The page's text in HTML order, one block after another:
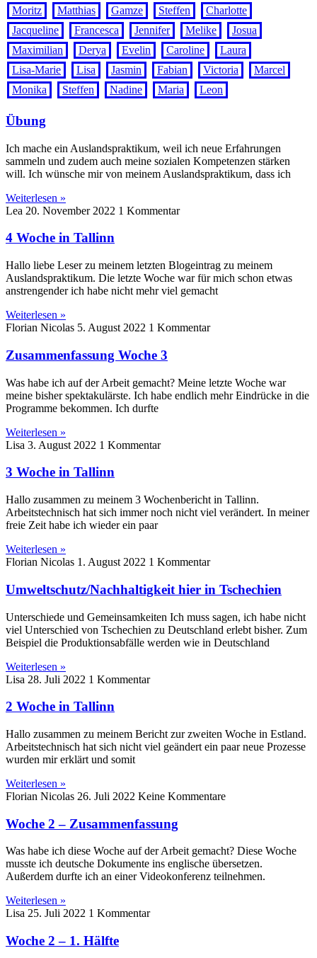
Moritz Matthias Gamze Steffen
Charlotte
Jacqueline
Francesca Jennifer Melike
Josua
Maximilian
Derya Evelin Caroline
Laura
Lisa-Marie
Lisa Jasmin Fabian Victoria
Marcel
Monika
Steffen Nadine Maria Leon
Übung
Ich mache ein Auslandspraktikum, weil ich neue Erfahrungen
sammeln und zudem auch meine sozialen Kompetenzen stärken
will. Ich wünsche mir von meinem Auslandspraktikum, dass ich
Weiterlesen »
Lea 20. November 2022 1 Kommentar
4 Woche in Tallinn
Hallo liebe Leser zu meinem letzten Blogeintrag zu meinem
Auslandspraktikum. Die letzte Woche war für mich schon etwas
anstrengender ich habe nicht mehr viel gemacht
Weiterlesen »
Florian Nicolas 5. August 2022 1 Kommentar
Zusammenfassung Woche 3
Was habe ich auf der Arbeit gemacht? Meine letzte Woche war
meine bisher spektakulärste. Ich habe endlich mehr Eindrücke in die
Programme bekommen. Ich durfte
Weiterlesen »
Lisa 3. August 2022 1 Kommentar
3 Woche in Tallinn
Hallo zusammen zu meinem 3 Wochenbericht in Tallinn.
Arbeitstechnisch hat sich immer noch nicht viel verändert. In meiner
freie Zeit habe ich wieder ein paar
Weiterlesen »
Florian Nicolas 1. August 2022 1 Kommentar
Umweltschutz/Nachhaltigkeit hier in Tschechien
Unterschiede und Gemeinsamkeiten Ich muss sagen, ich habe nicht
viel Unterschied von Tschechien zu Deutschland erlebt bisher. Zum
Beispiel die Produktionsabfälle werden wie in Deutschland
Weiterlesen »
Lisa 28. Juli 2022 1 Kommentar
2 Woche in Tallinn
Hallo zusammen zu meinem Bericht zur zweiten Woche in Estland.
Arbeitstechnisch hat sich nicht viel geändert ein paar neue Prozesse
wurden mir erklärt und somit
Weiterlesen »
Florian Nicolas 26. Juli 2022 Keine Kommentare
Woche 2 – Zusammenfassung
Was habe ich diese Woche auf der Arbeit gemacht? Diese Woche
musste ich deutsche Dokumente ins englische übersetzen.
Außerdem durfte ich an einer Videokonferenz teilnehmen.
Weiterlesen »
Lisa 25. Juli 2022 1 Kommentar
Woche 2 – 1. Hälfte